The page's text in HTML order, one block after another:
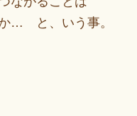
… と、いう事。